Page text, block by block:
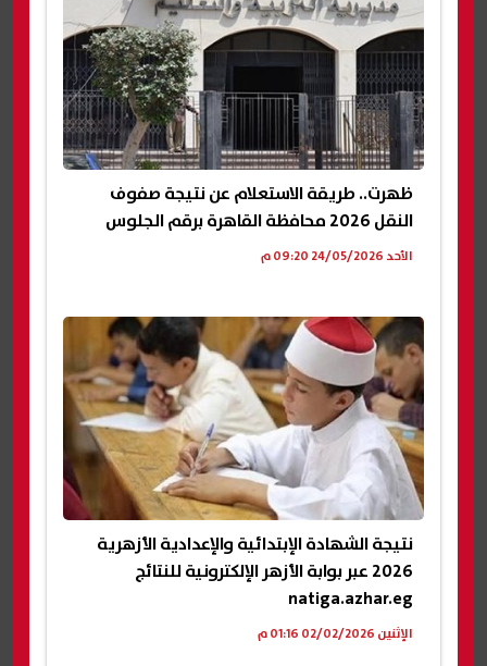
ظهرت.. طريقة الاستعلام عن نتيجة صفوف
النقل 2026 محافظة القاهرة برقم الجلوس
الأحد 24/05/2026 09:20 م
نتيجة الشهادة الإبتدائية والإعدادية الأزهرية
2026 عبر بوابة الأزهر الإلكترونية للنتائج
natiga.azhar.eg
الإثنين 02/02/2026 01:16 م